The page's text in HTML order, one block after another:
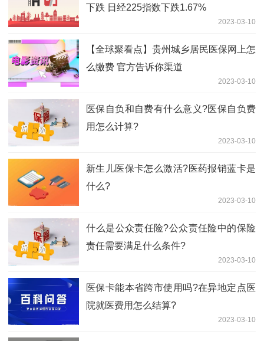
下跌 日经225指数下跌1.67%
2023-03-10
【全球聚看点】贵州城乡居民医保网上怎
么缴费 官方告诉你渠道
2023-03-10
医保自负和自费有什么意义?医保自负费
用怎么计算?
2023-03-10
新生儿医保卡怎么激活?医药报销蓝卡是
什么?
2023-03-10
​什么是公众责任险?公众责任险中的保险
责任需要满足什么条件?
2023-03-10
医保卡能本省跨市使用吗?在异地定点医
院就医费用怎么结算?
2023-03-10